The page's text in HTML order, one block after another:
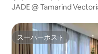
JADE @ Tamarind
スーパーホスト
スーパーホスト